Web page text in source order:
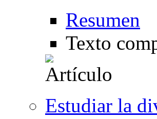
Resumen
Texto
Estudiar la